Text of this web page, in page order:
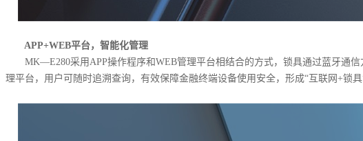
APP+WEB平台，智能化管理
MK—E280采用APP操作程序和WEB管理平台相结合的方式，锁具通过蓝牙通信
理平台，用户可随时追溯查询，有效保障金融终端设备使用安全，形成“互联网+锁